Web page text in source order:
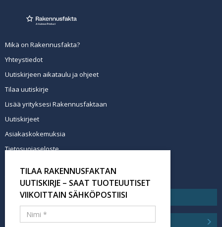
Mikä on Rakennusfakta?
Yhteystiedot
Uutiskirjeen aikataulu ja ohjeet
Tilaa uutiskirje
Lisää yrityksesi Rakennusfaktaan
Uutiskirjeet
Asiakaskokemuksia
Tietosuojaseloste
Tilaa uutiskirje
TILAA RAKENNUSFAKTAN
UUTISKIRJE – SAAT TUOTEUUTISET
VIIKOITTAIN SÄHKÖPOSTIISI